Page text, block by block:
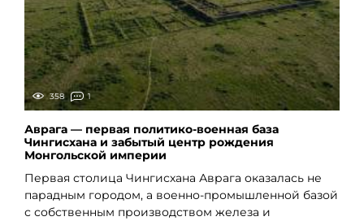
358 1
Аврага — первая политико-военная база
Чингисхана и забытый центр рождения
Монгольской империи
Первая столица Чингисхана Аврага оказалась не
парадным городом, а военно-промышленной базой
с собственным производством железа и